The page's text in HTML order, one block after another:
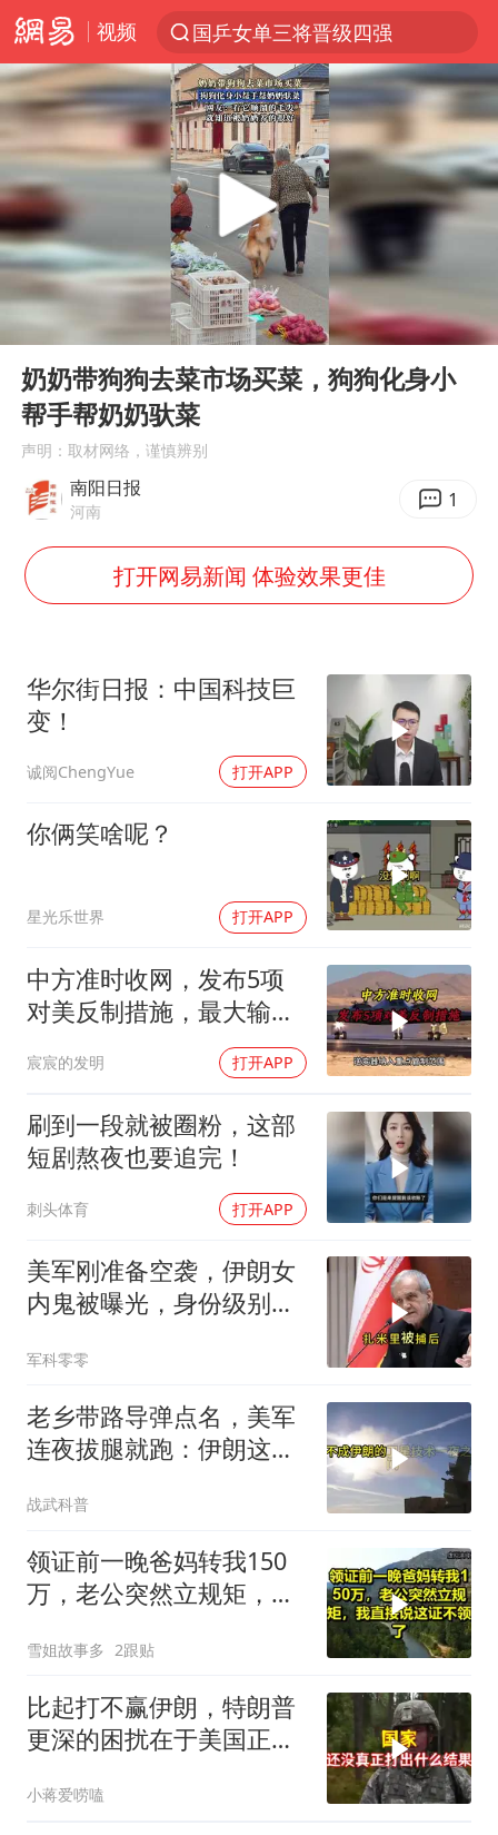
视频
国乒女单三将晋级四强
光影经济撬动暑期消费新蓝海
马克·艾伦退出斯诺克中国公开赛
新疆优化调整景区内自驾服务费
上四休三，但降薪1000元，你接受吗？
情侣平潭拍日出坠崖1死1伤
白海豚将正面袭击贯穿浙江
央视新主播李秋莹孙亚鹏亮相
酒店回应车内过夜被收150元
黄金牛市回来了吗
酒店花洒现排泄物住客索赔遭拒
杭州全市有序停课
全民健身事业高质量发展
台当局重金为“台独”织“皇帝新衣”
几元成本的AI广告导致千万市值蒸发
乐享全民健身 共筑健康中国
Play
00:11
奶奶带狗狗去菜市场买菜，狗狗化身小
帮手帮奶奶驮菜
声明：取材网络，谨慎辨别
南阳日报
河南 1
打开网易新闻 体验效果更佳
华尔街日报：中国科技巨
变！
诚阅ChengYue 打开APP
你俩笑啥呢？
星光乐世界 打开APP
中方准时收网，发布5项
对美反制措施，最大输家
宸宸的发明 打开APP
刷到一段就被圈粉，这部
短剧熬夜也要追完！
刺头体育 打开APP
美军刚准备空袭，伊朗女
内鬼被曝光，身份级别很
军科零零
老乡带路导弹点名，美军
连夜拔腿就跑：伊朗这波
光
战武科普
领证前一晚爸妈转我150
万，老公突然立规矩，我
雪姐故事多 2跟贴
比起打不赢伊朗，特朗普
更深的困扰在于美国正重
小蒋爱唠嗑